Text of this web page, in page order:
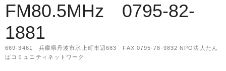
FM80.5MHz 0795-82-
1881
669-3461 兵庫県丹波市氷上町市辺683 FAX 0795-78-9832 NPO法人たん
ばコミュニティネットワーク